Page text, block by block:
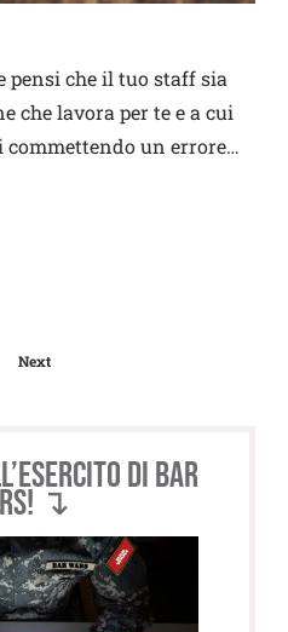
pensi che il tuo staff sia
che lavora per te e a cui
commettendo un errore…
Next
di BAR
↴